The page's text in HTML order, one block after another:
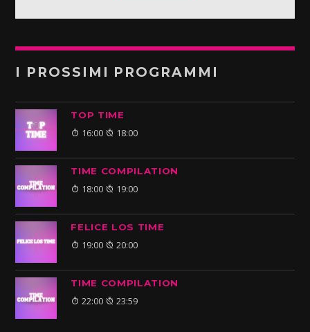
I PROSSIMI PROGRAMMI
TOP TIME
16:00 18:00
TIME COMPILATION
18:00 19:00
FELICE LOS TIME
19:00 20:00
TIME COMPILATION
22:00 23:59